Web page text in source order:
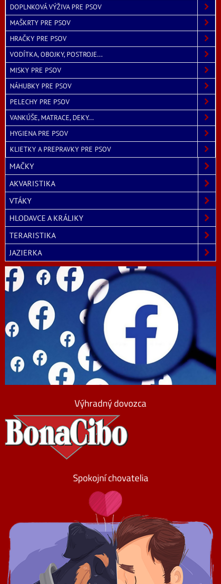
DOPLNKOVÁ VÝŽIVA PRE PSOV
MAŠKRTY PRE PSOV
HRAČKY PRE PSOV
VODÍTKA, OBOJKY, POSTROJE...
MISKY PRE PSOV
NÁHUBKY PRE PSOV
PELECHY PRE PSOV
VANKÚŠE, MATRACE, DEKY...
HYGIENA PRE PSOV
KLIETKY A PREPRAVKY PRE PSOV
MAČKY
AKVARISTIKA
VTÁKY
HLODAVCE A KRÁLIKY
TERARISTIKA
JAZIERKA
Výhradný dovozca
Spokojní chovatelia